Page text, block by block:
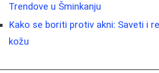
Trendove u Šminkanju
Kako se boriti protiv akni: Saveti i
kožu